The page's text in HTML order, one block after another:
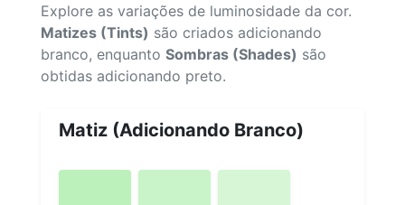
Explore as variações de luminosidade da cor.
Matizes (Tints) são criados adicionando
branco, enquanto Sombras (Shades) são
obtidas adicionando preto.
Matiz (Adicionando Branco)